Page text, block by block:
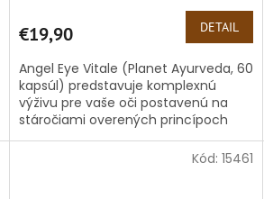
€19,90 DETAIL
Angel Eye Vitale (Planet Ayurveda, 60
kapsúl) predstavuje komplexnú
výživu pre vaše oči postavenú na
stáročiami overených princípoch
ajurvédy. Táto unikátna synergická
Kód: 15461